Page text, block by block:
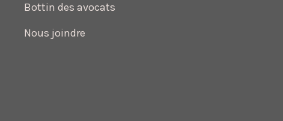
Bottin des avocats
Nous joindre